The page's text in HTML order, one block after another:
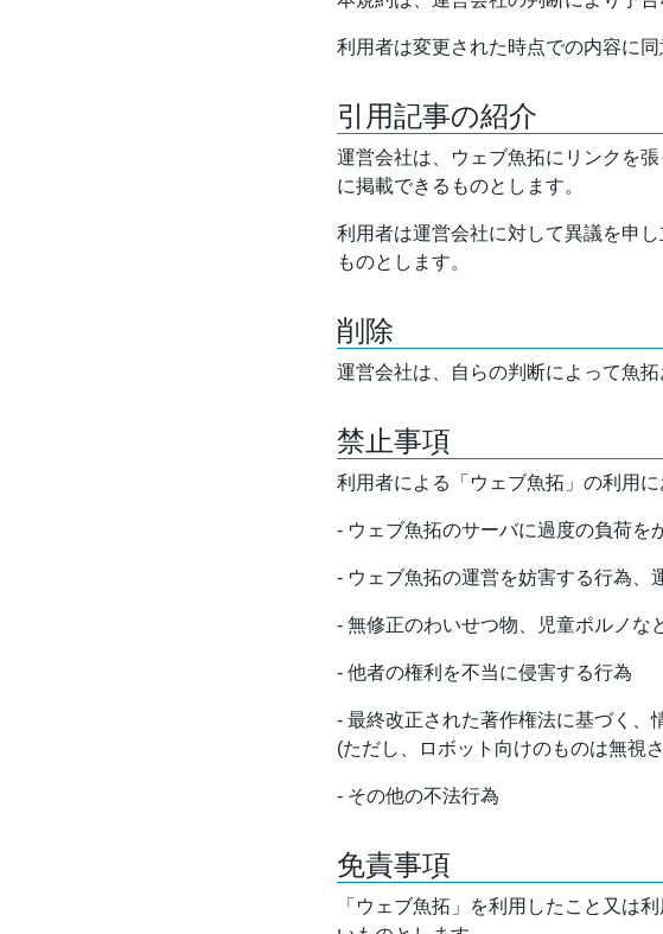
利用者は変更された時点での内容に
引用記事の紹介
運営会社は、ウェブ魚拓にリンクを
に掲載できるものとします。
利用者は運営会社に対して異議を申
ものとします。
削除
運営会社は、自らの判断によって魚
禁止事項
利用者による「ウェブ魚拓」の利用
- ウェブ魚拓のサーバに過度の負荷を
- ウェブ魚拓の運営を妨害する行為、
- 無修正のわいせつ物、児童ポルノな
- 他者の権利を不当に侵害する行為
- 最終改正された著作権法に基づく、
(ただし、ロボット向けのものは無視
- その他の不法行為
免責事項
「ウェブ魚拓」を利用したこと又は